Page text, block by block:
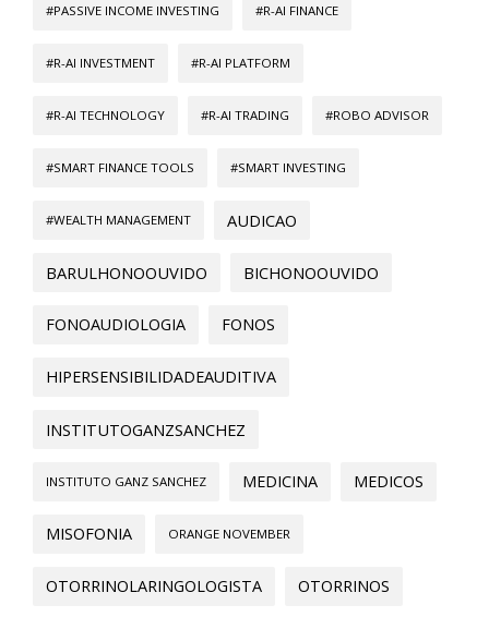
#PASSIVE INCOME INVESTING #R-AI FINANCE
#R-AI INVESTMENT #R-AI PLATFORM
#R-AI TECHNOLOGY #R-AI TRADING #ROBO ADVISOR
#SMART FINANCE TOOLS #SMART INVESTING
#WEALTH MANAGEMENT AUDICAO
BARULHONOOUVIDO BICHONOOUVIDO
FONOAUDIOLOGIA FONOS
HIPERSENSIBILIDADEAUDITIVA
INSTITUTOGANZSANCHEZ
INSTITUTO GANZ SANCHEZ MEDICINA MEDICOS
MISOFONIA ORANGE NOVEMBER
OTORRINOLARINGOLOGISTA OTORRINOS